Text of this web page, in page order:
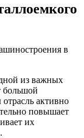
из важных
большой
активно
повышает
их